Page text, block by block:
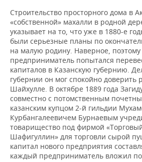
Строительство просторного дома в
«собственной» махалли в родной
указывает на то, что уже в 1880-е
были серьезные планы по
на малую родину. Наверное, поэтому
предприниматель попытался
капиталов в Казанскую губернию.
губернии он мог спокойно доверить
Шайхулле. В октябре 1889 года
совместно с потомственным
казанским купцом 2-й гильдии
Курбангалеевичем Бурнаевым
товарищество под фирмой
Шафигуллин» для торговли сырой
капитал нового предприятия
каждый предприниматель вложил